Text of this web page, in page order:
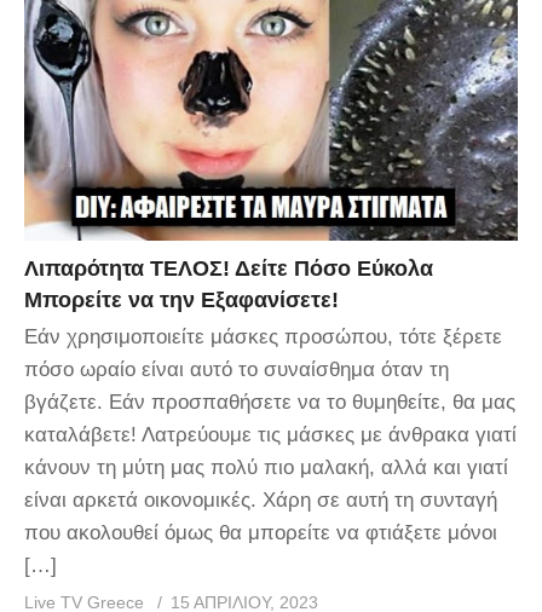
Λιπαρότητα ΤΕΛΟΣ! Δείτε Πόσο Εύκολα
Μπορείτε να την Εξαφανίσετε!
Εάν χρησιμοποιείτε μάσκες προσώπου, τότε ξέρετε
πόσο ωραίο είναι αυτό το συναίσθημα όταν τη
βγάζετε. Εάν προσπαθήσετε να το θυμηθείτε, θα μας
καταλάβετε! Λατρεύουμε τις μάσκες με άνθρακα γιατί
κάνουν τη μύτη μας πολύ πιο μαλακή, αλλά και γιατί
είναι αρκετά οικονομικές. Χάρη σε αυτή τη συνταγή
που ακολουθεί όμως θα μπορείτε να φτιάξετε μόνοι
[…]
Live TV Greece
15 ΑΠΡΙΛΊΟΥ, 2023